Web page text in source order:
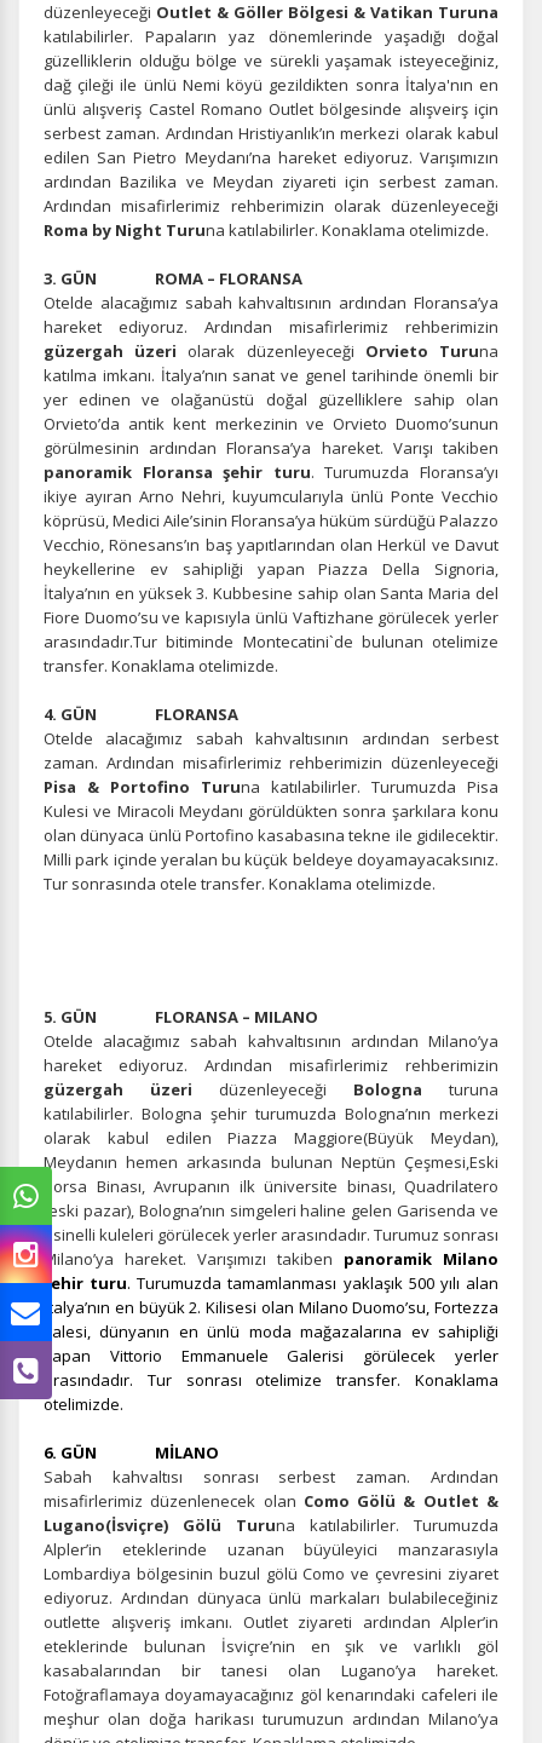
ÇEREZ KULLANIM AYARLARINIZ
Çerez tercihlerinizibelirleyin.
Daha fazla bilgi içinKVKK bilgilendirmemizi ,çerez kullanımve
düzenleyeceği Outlet & Göller Bölgesi & Vatikan Turuna
katılabilirler. Papaların yaz dönemlerinde yaşadığı doğal
güzelliklerin olduğu bölge ve sürekli yaşamak isteyeceğiniz,
dağ çileği ile ünlü Nemi köyü gezildikten sonra İtalya'nın en
ünlü alışveriş Castel Romano Outlet bölgesinde alışveirş için
serbest zaman. Ardından Hristiyanlık’ın merkezi olarak kabul
edilen San Pietro Meydanı’na hareket ediyoruz. Varışımızın
ardından Bazilika ve Meydan ziyareti için serbest zaman.
Ardından misafirlerimiz rehberimizin olarak düzenleyeceği
Roma by Night Turuna katılabilirler. Konaklama otelimizde.
3. GÜN ROMA – FLORANSA
Otelde alacağımız sabah kahvaltısının ardından Floransa’ya
hareket ediyoruz. Ardından misafirlerimiz rehberimizin
güzergah üzeri olarak düzenleyeceği Orvieto Turuna
katılma imkanı. İtalya’nın sanat ve genel tarihinde önemli bir
yer edinen ve olağanüstü doğal güzelliklere sahip olan
Orvieto’da antik kent merkezinin ve Orvieto Duomo’sunun
görülmesinin ardından Floransa’ya hareket. Varışı takiben
panoramik Floransa şehir turu. Turumuzda Floransa’yı
ikiye ayıran Arno Nehri, kuyumcularıyla ünlü Ponte Vecchio
köprüsü, Medici Aile’sinin Floransa’ya hüküm sürdüğü Palazzo
Vecchio, Rönesans’ın baş yapıtlarından olan Herkül ve Davut
heykellerine ev sahipliği yapan Piazza Della Signoria,
İtalya’nın en yüksek 3. Kubbesine sahip olan Santa Maria del
Fiore Duomo’su ve kapısıyla ünlü Vaftizhane görülecek yerler
arasındadır.Tur bitiminde Montecatini`de bulunan otelimize
transfer. Konaklama otelimizde.
4. GÜN FLORANSA
Otelde alacağımız sabah kahvaltısının ardından serbest
zaman. Ardından misafirlerimiz rehberimizin düzenleyeceği
Pisa & Portofino Turuna katılabilirler. Turumuzda Pisa
Kulesi ve Miracoli Meydanı görüldükten sonra şarkılara konu
olan dünyaca ünlü Portofino kasabasına tekne ile gidilecektir.
Milli park içinde yeralan bu küçük beldeye doyamayacaksınız.
Tur sonrasında otele transfer. Konaklama otelimizde.
5. GÜN FLORANSA – MILANO
Otelde alacağımız sabah kahvaltısının ardından Milano’ya
hareket ediyoruz. Ardından misafirlerimiz rehberimizin
güzergah üzeri düzenleyeceği Bologna turuna
katılabilirler. Bologna şehir turumuzda Bologna’nın merkezi
olarak kabul edilen Piazza Maggiore(Büyük Meydan),
Meydanın hemen arkasında bulunan Neptün Çeşmesi,Eski
Borsa Binası, Avrupanın ilk üniversite binası, Quadrilatero
(eski pazar), Bologna’nın simgeleri haline gelen Garisenda ve
asinelli kuleleri görülecek yerler arasındadır. Turumuz sonrası
Milano’ya hareket. Varışımızı takiben panoramik Milano
şehir turu. Turumuzda tamamlanması yaklaşık 500 yılı alan
İtalya’nın en büyük 2. Kilisesi olan Milano Duomo’su, Fortezza
kalesi, dünyanın en ünlü moda mağazalarına ev sahipliği
yapan Vittorio Emmanuele Galerisi görülecek yerler
arasındadır. Tur sonrası otelimize transfer. Konaklama
otelimizde.
6. GÜN MİLANO
Sabah kahvaltısı sonrası serbest zaman. Ardından
misafirlerimiz düzenlenecek olan Como Gölü & Outlet &
Lugano(İsviçre) Gölü Turuna katılabilirler. Turumuzda
Alpler’in eteklerinde uzanan büyüleyici manzarasıyla
Lombardiya bölgesinin buzul gölü Como ve çevresini ziyaret
ediyoruz. Ardından dünyaca ünlü markaları bulabileceğiniz
outlette alışveriş imkanı. Outlet ziyareti ardından Alpler’in
eteklerinde bulunan İsviçre’nin en şık ve varlıklı göl
kasabalarından bir tanesi olan Lugano’ya hareket.
Fotoğraflamaya doyamayacağınız göl kenarındaki cafeleri ile
meşhur olan doğa harikası turumuzun ardından Milano’ya